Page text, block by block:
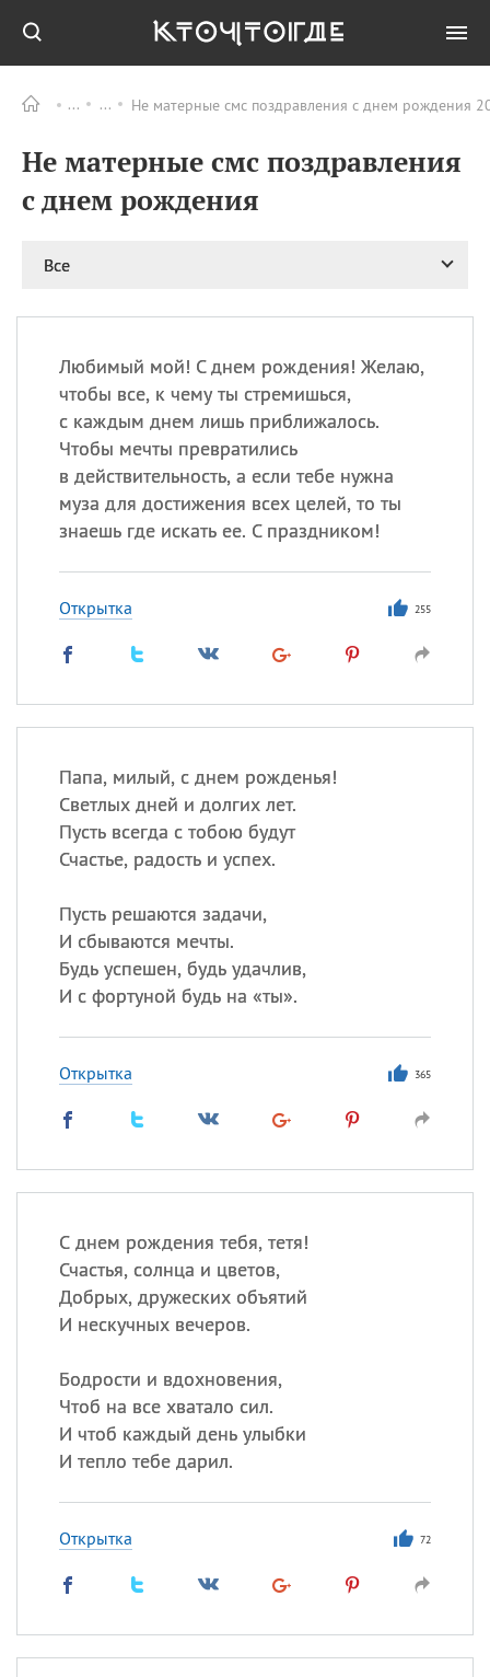
Не матерные смс поздравления с днем рождения
Не матерные смс поздравления
с днем рождения
Все
Любимый мой! С днем рождения! Желаю,
чтобы все, к чему ты стремишься,
с каждым днем лишь приближалось.
Чтобы мечты превратились
в действительность, а если тебе нужна
муза для достижения всех целей, то ты
знаешь где искать ее. С праздником!
Открытка 255
Папа, милый, с днем рожденья!
Светлых дней и долгих лет.
Пусть всегда с тобою будут
Счастье, радость и успех.
Пусть решаются задачи,
И сбываются мечты.
Будь успешен, будь удачлив,
И с фортуной будь на «ты».
Открытка 365
С днем рождения тебя, тетя!
Счастья, солнца и цветов,
Добрых, дружеских объятий
И нескучных вечеров.
Бодрости и вдохновения,
Чтоб на все хватало сил.
И чтоб каждый день улыбки
И тепло тебе дарил.
Открытка 72
ПРАЗДНИКИ Все
09.08 День памяти жертв
атомной
день
рисового пудинга
09.08 День Дымняшки
(Smokey Bear Day)
ИМЕНА
Сегодня празднуют именины
Федор
Посмотреть значение
происхождение